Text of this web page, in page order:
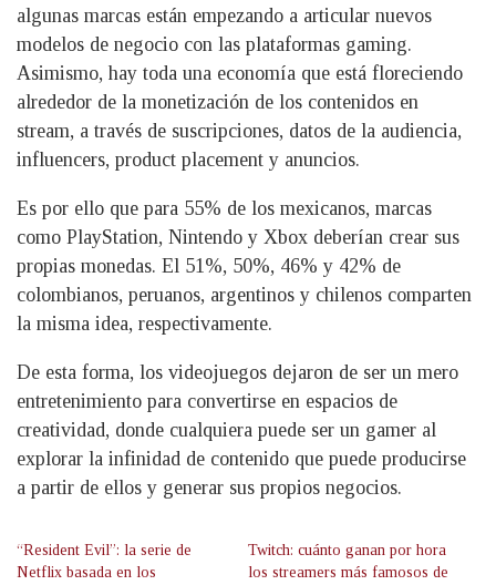
algunas marcas están empezando a articular nuevos
modelos de negocio con las plataformas gaming.
Asimismo, hay toda una economía que está floreciendo
alrededor de la monetización de los contenidos en
stream, a través de suscripciones, datos de la audiencia,
influencers, product placement y anuncios.
Es por ello que para 55% de los mexicanos, marcas
como PlayStation, Nintendo y Xbox deberían crear sus
propias monedas. El 51%, 50%, 46% y 42% de
colombianos, peruanos, argentinos y chilenos comparten
la misma idea, respectivamente.
De esta forma, los videojuegos dejaron de ser un mero
entretenimiento para convertirse en espacios de
creatividad, donde cualquiera puede ser un gamer al
explorar la infinidad de contenido que puede producirse
a partir de ellos y generar sus propios negocios.
“Resident Evil”: la serie de
Netflix basada en los
Twitch: cuánto ganan por hora
los streamers más famosos de